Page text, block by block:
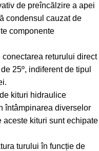
de preîncălzire a apei
condensul cauzat de
componente
returului direct
25º, indiferent de tipul
kituri hidraulice
întâmpinarea diverselor
aceste kituri sunt echipate
turului în funcție de